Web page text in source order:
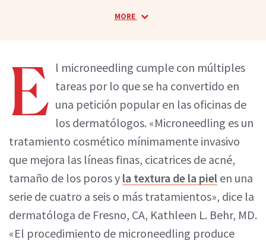
MORE
E l microneedling cumple con múltiples
tareas por lo que se ha convertido en
una petición popular en las oficinas de
los dermatólogos. «Microneedling es un
tratamiento cosmético mínimamente invasivo
que mejora las líneas finas, cicatrices de acné,
tamaño de los poros y la textura de la piel en una
serie de cuatro a seis o más tratamientos», dice la
dermatóloga de Fresno, CA, Kathleen L. Behr, MD.
«El procedimiento de microneedling produce